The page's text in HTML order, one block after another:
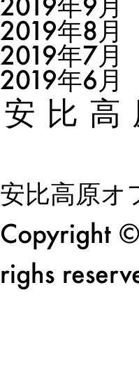
2019年8月
2019年7月
2019年6月
安比
安比高原オ
Copyright
righs